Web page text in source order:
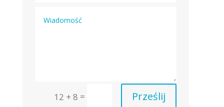
12 + 8 = Prześlij